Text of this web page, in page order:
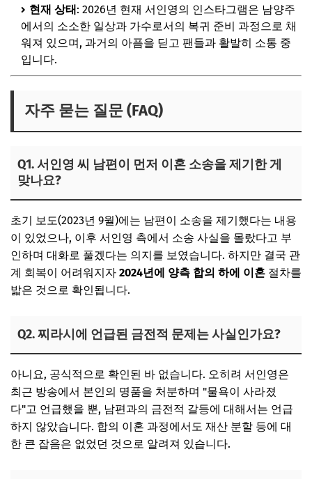
현재 상태: 2026년 현재 서인영의 인스타그램은 남양주
에서의 소소한 일상과 가수로서의 복귀 준비 과정으로 채
워져 있으며, 과거의 아픔을 딛고 팬들과 활발히 소통 중
입니다.
자주 묻는 질문 (FAQ)
Q1. 서인영 씨 남편이 먼저 이혼 소송을 제기한 게
맞나요?
초기 보도(2023년 9월)에는 남편이 소송을 제기했다는 내용
이 있었으나, 이후 서인영 측에서 소송 사실을 몰랐다고 부
인하며 대화로 풀겠다는 의지를 보였습니다. 하지만 결국 관
계 회복이 어려워지자 2024년에 양측 합의 하에 이혼 절차를
밟은 것으로 확인됩니다.
Q2. 찌라시에 언급된 금전적 문제는 사실인가요?
아니요, 공식적으로 확인된 바 없습니다. 오히려 서인영은
최근 방송에서 본인의 명품을 처분하며 "물욕이 사라졌
다"고 언급했을 뿐, 남편과의 금전적 갈등에 대해서는 언급
하지 않았습니다. 합의 이혼 과정에서도 재산 분할 등에 대
한 큰 잡음은 없었던 것으로 알려져 있습니다.